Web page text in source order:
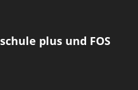
plus und FOS